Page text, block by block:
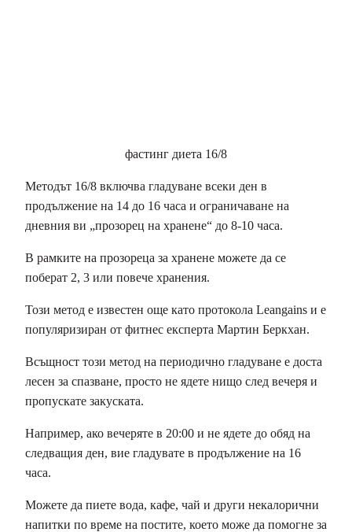
фастинг диета 16/8
Методът 16/8 включва гладуване всеки ден в
продължение на 14 до 16 часа и ограничаване на
дневния ви „прозорец на хранене“ до 8-10 часа.
В рамките на прозореца за хранене можете да се
поберат 2, 3 или повече хранения.
Този метод е известен още като протокола Leangains и е
популяризиран от фитнес експерта Мартин Беркхан.
Всъщност този метод на периодично гладуване е доста
лесен за спазване, просто не ядете нищо след вечеря и
пропускате закуската.
Например, ако вечеряте в 20:00 и не ядете до обяд на
следващия ден, вие гладувате в продължение на 16
часа.
Можете да пиете вода, кафе, чай и други некалорични
напитки по време на постите, което може да помогне за